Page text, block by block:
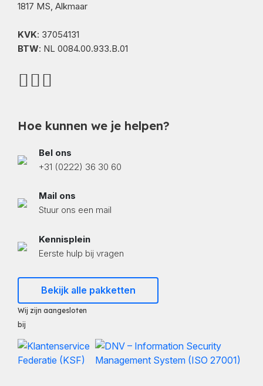
1817 MS, Alkmaar
KVK: 37054131
BTW: NL 0084.00.933.B.01
Hoe kunnen we je helpen?
Bel ons
+31 (0222) 36 30 60
Mail ons
Stuur ons een mail
Kennisplein
Eerste hulp bij vragen
Bekijk alle pakketten
Wij zijn aangesloten
bij